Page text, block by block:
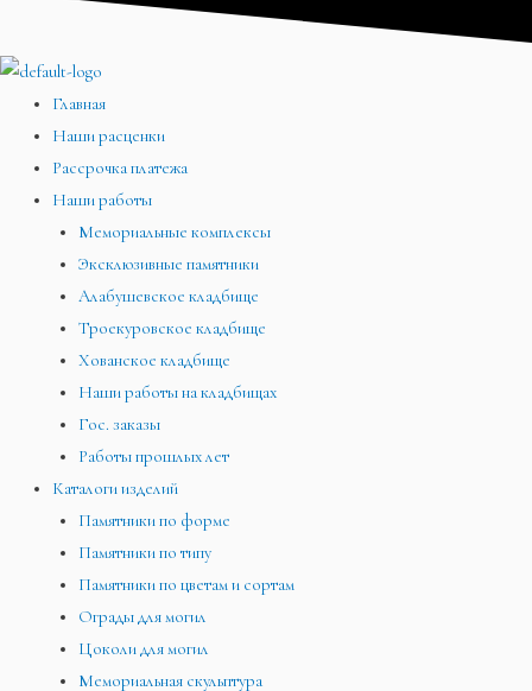
Главная
Наши расценки
Рассрочка платежа
Наши работы
Мемориальные комплексы
Эксклюзивные памятники
Алабушевское кладбище
Троекуровское кладбище
Хованское кладбище
Наши работы на кладбищах
Гос. заказы
Работы прошлых лет
Каталоги изделий
Памятники по форме
Памятники по типу
Памятники по цветам и сортам
Ограды для могил
Цоколи для могил
Мемориальная скульптура